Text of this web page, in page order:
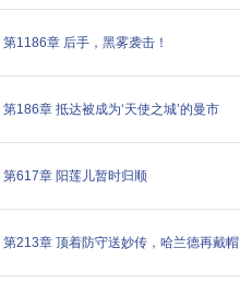
第1186章 后手，黑雾袭击！
第186章 抵达被成为‘天使之城’的曼市
第617章 阳莲儿暂时归顺
第213章 顶着防守送妙传，哈兰德再戴帽